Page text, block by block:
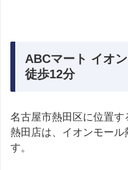
ABCマート イオ
徒歩12分
名古屋市熱田区に位置
熱田店は、イオンモー
す。